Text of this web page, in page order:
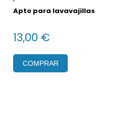
Apto para lavavajillas.
13,00 €
COMPRAR